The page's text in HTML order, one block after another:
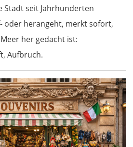
Stadt seit Jahrhunderten
oder herangeht, merkt sofort,
her gedacht ist:
Aufbruch.